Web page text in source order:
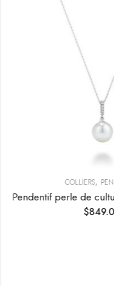
COLLIERS,
$